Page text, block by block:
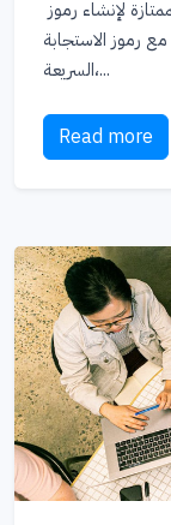
رموز الاستجابة
السريعة،...
Read more